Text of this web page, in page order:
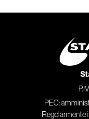
PEC:
Regolarmente